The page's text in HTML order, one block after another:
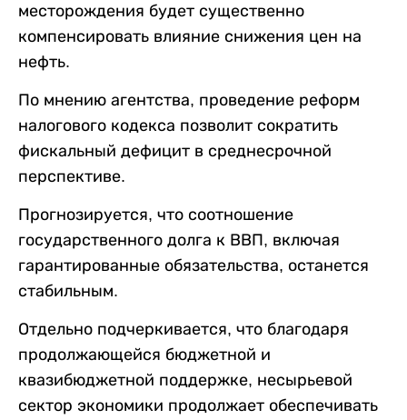
месторождения будет существенно
компенсировать влияние снижения цен на
нефть.
По мнению агентства, проведение реформ
налогового кодекса позволит сократить
фискальный дефицит в среднесрочной
перспективе.
Прогнозируется, что соотношение
государственного долга к ВВП, включая
гарантированные обязательства, останется
стабильным.
Отдельно подчеркивается, что благодаря
продолжающейся бюджетной и
квазибюджетной поддержке, несырьевой
сектор экономики продолжает обеспечивать